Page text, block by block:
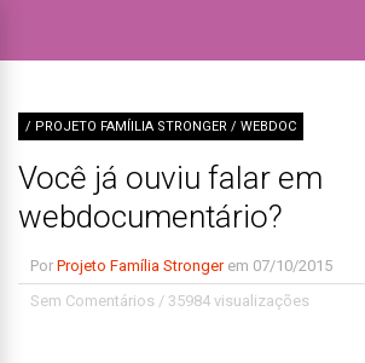
/ PROJETO FAMÍILIA STRONGER / WEBDOC
Você já ouviu falar em
webdocumentário?
Por Projeto Família Strongerem 07/10/2015
Sem Comentários / 35984 visualizações